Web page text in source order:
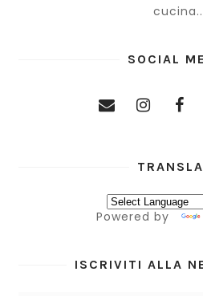
SOCIAL
Powered by
ISCRIVITI ALLA